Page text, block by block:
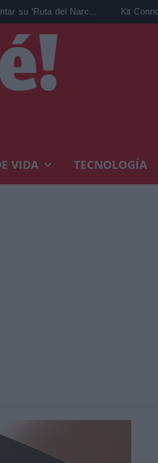
Kit Connor será Cíclope en
VIDA TECNOLOGÍA